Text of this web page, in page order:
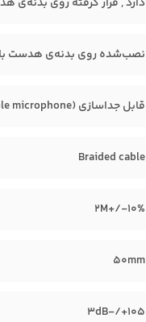
نصب‌شده روی بدنه‌ی هدست با
قابل جداسازی (detachable microphone)
Braided cable
2M+/-10%
50mm
105+/-3dB